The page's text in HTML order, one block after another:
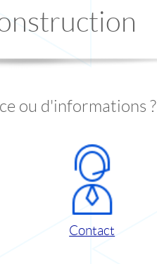
ou d'informations ?
Contact